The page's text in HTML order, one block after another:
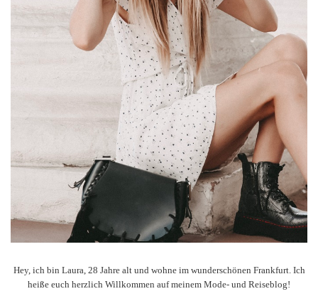
Hey, ich bin Laura, 28 Jahre alt und wohne im wunderschönen Frankfurt. Ich
heiße euch herzlich Willkommen auf meinem Mode- und Reiseblog!